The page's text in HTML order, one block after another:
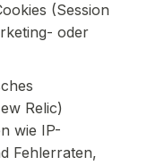
(Session
oder
Relic)
wie IP-
Fehlerraten,